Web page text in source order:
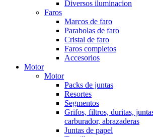
Diversos iluminacion
Faros
Marcos de faro
Parabolas de faro
Cristal de faro
Faros completos
Accesorios
Motor
Motor
Packs de juntas
Resortes
Segmentos
Grifos, filtros, duritas,
carburador, abrazaderas
Juntas de papel